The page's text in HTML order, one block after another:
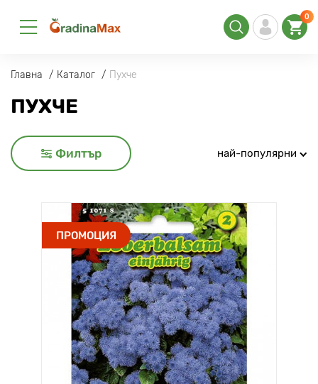
0
Главна Каталог Пухче
ПУХЧЕ
Филтър най-популярни
ПРОМОЦИЯ